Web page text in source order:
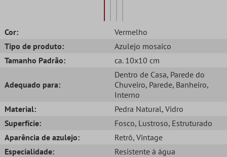
Cor:
Vermelho
Tipo de produto:
Azulejo mosaico
Tamanho Padrão:
ca. 10x10 cm
Adequado para:
Dentro de Casa, Parede do
Chuveiro, Parede, Banheiro,
Interno
Material:
Pedra Natural, Vidro
Superfície:
Fosco, Lustroso, Estruturado
Aparência de azulejo:
Retrô, Vintage
Especialidade:
Resistente à água